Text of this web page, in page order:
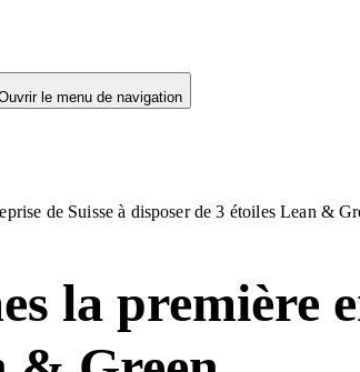
le menu de navigation
de Suisse à disposer de 3 étoiles Lean &
la première